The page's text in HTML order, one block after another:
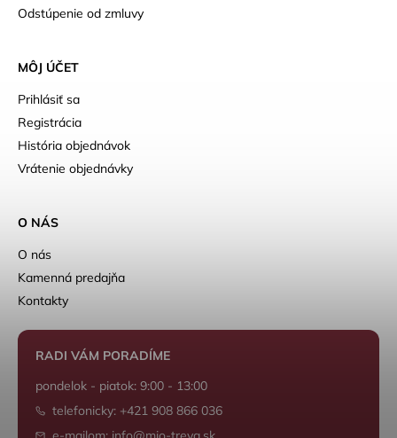
Odstúpenie od zmluvy
MÔJ ÚČET
Prihlásiť sa
Registrácia
História objednávok
Vrátenie objednávky
O NÁS
O nás
Kamenná predajňa
Kontakty
RADI VÁM PORADÍME
pondelok - piatok: 9:00 - 13:00
telefonicky: +421 908 866 036